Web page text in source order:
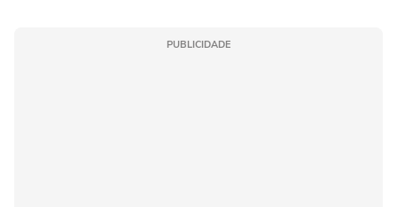
PUBLICIDADE